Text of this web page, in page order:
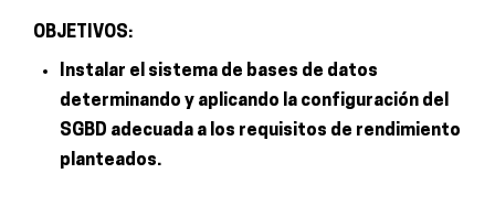
OBJETIVOS:
Instalar el sistema de bases de datos
determinando y aplicando la configuración del
SGBD adecuada a los requisitos de rendimiento
planteados.